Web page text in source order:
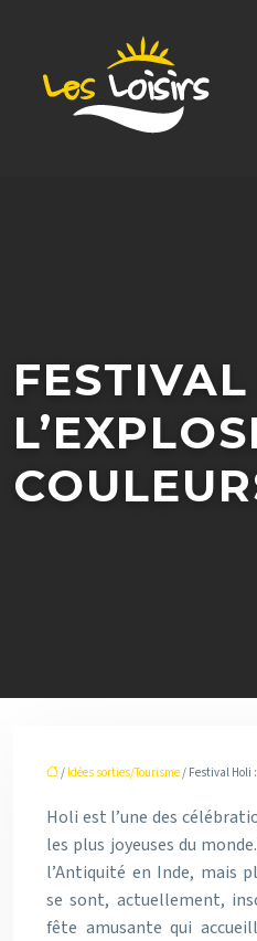
/ Idées sorties/Tourisme/ Festival Holi
Holi est l’une des
les plus joyeuses du
l’Antiquité en Inde, mais
se sont, actuellement,
fête amusante qui